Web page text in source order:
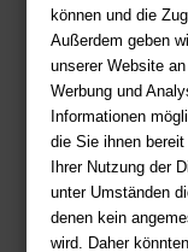
können und die
Außerdem geben
unserer Website
Werbung und
Informationen
die Sie ihnen
Ihrer Nutzung der
unter Umständen
denen kein
wird. Daher
Fragen.
Fragen per E-Mail:
Telefon: +49 (0)511 -
Ihre Vorteile
Kostenloser
Sicherer Online
Viele